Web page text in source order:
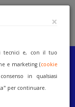
×
tecnici e, con il tuo
e marketing (cookie
in qualsiasi
per continuare.